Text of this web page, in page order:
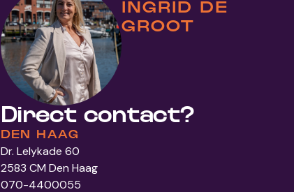
INGRID DE
GROOT
Direct contact?
DEN HAAG
Dr. Lelykade 60
2583 CM Den Haag
070-4400055